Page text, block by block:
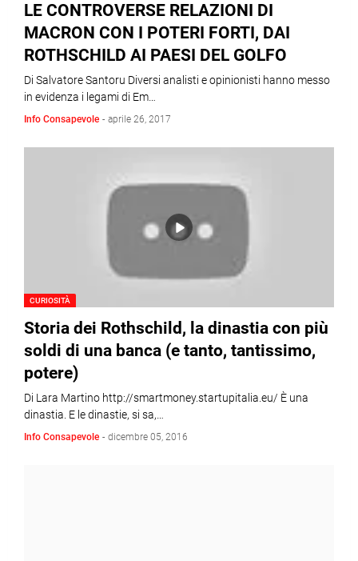
LE CONTROVERSE RELAZIONI DI
MACRON CON I POTERI FORTI, DAI
ROTHSCHILD AI PAESI DEL GOLFO
Di Salvatore Santoru Diversi analisti e opinionisti hanno messo
in evidenza i legami di Em…
Info Consapevole - aprile 26, 2017
CURIOSITÀ
Storia dei Rothschild, la dinastia con più
soldi di una banca (e tanto, tantissimo,
potere)
Di Lara Martino http://smartmoney.startupitalia.eu/ È una
dinastia. E le dinastie, si sa,…
Info Consapevole - dicembre 05, 2016